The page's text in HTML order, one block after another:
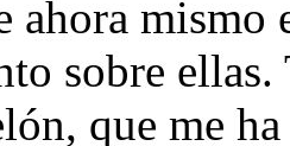
ahora
sobre
que me